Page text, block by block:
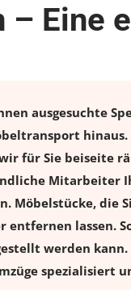
– Eine
ausgesuchte
für Sie beiseite
Mitarbeiter
Möbelstücke, die
lassen.
werden
spezialisiert